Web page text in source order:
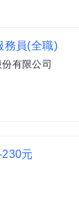
務員(全職)
有限公司
元